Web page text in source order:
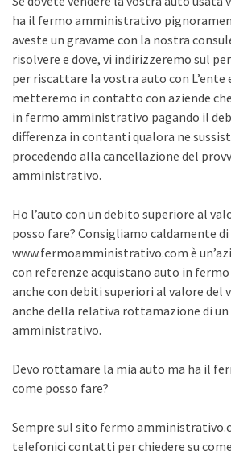
ha il fermo amministrativo
aveste un gravame con la nostra
risolvere e dove, vi indirizzeremo sul
per riscattare la vostra auto con
metteremo in contatto con aziende
in fermo amministrativo pagando il
differenza in contanti qualora ne
procedendo alla cancellazione del
amministrativo.
Ho l’auto con un debito superiore al
posso fare? Consigliamo caldamente
www.fermoamministrativo.com è
con referenze acquistano auto in
anche con debiti superiori al valore del
anche della relativa rottamazione di
amministrativo.
Devo rottamare la mia auto ma ha il
come posso fare?
Sempre sul sito fermo
telefonici contatti per chiedere su